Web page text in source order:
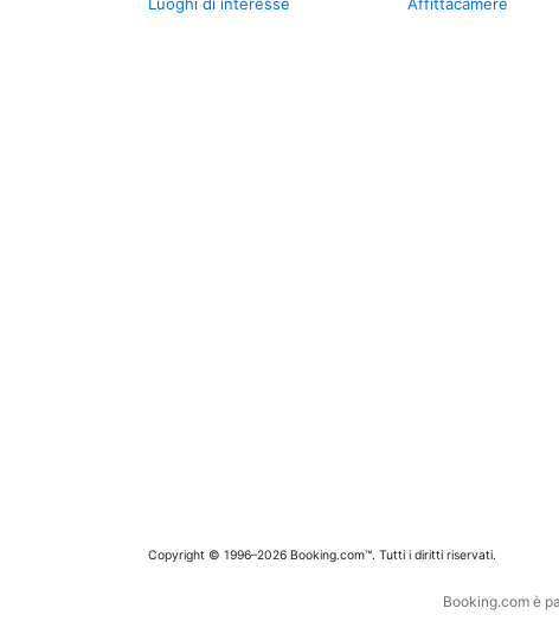
Copyright © 1996–2026 Booking.com™. Tutti i diritti riservati.
Booking.com è